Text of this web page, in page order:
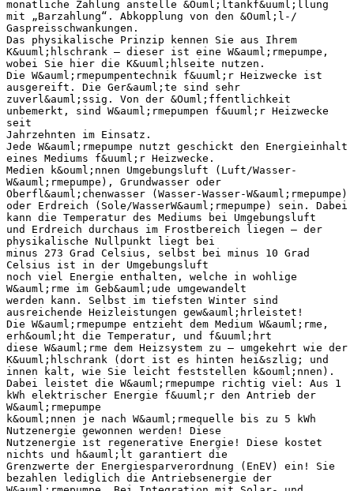
monatliche Zahlung anstelle &Ouml;ltankf&uuml;llung
mit „Barzahlung“. Abkopplung von den &Ouml;l-/
Gaspreisschwankungen.
Das physikalische Prinzip kennen Sie aus Ihrem
K&uuml;hlschrank – dieser ist eine W&auml;rmepumpe,
wobei Sie hier die K&uuml;hlseite nutzen.
Die W&auml;rmepumpentechnik f&uuml;r Heizwecke ist
ausgereift. Die Ger&auml;te sind sehr
zuverl&auml;ssig. Von der &Ouml;ffentlichkeit
unbemerkt, sind W&auml;rmepumpen f&uuml;r Heizwecke
seit
Jahrzehnten im Einsatz.
Jede W&auml;rmepumpe nutzt geschickt den Energieinhalt
eines Mediums f&uuml;r Heizwecke.
Medien k&ouml;nnen Umgebungsluft (Luft/Wasser-
W&auml;rmepumpe), Grundwasser oder
Oberfl&auml;chenwasser (Wasser-Wasser-W&auml;rmepumpe)
oder Erdreich (Sole/WasserW&auml;rmepumpe) sein. Dabei
kann die Temperatur des Mediums bei Umgebungsluft
und Erdreich durchaus im Frostbereich liegen – der
physikalische Nullpunkt liegt bei
minus 273 Grad Celsius, selbst bei minus 10 Grad
Celsius ist in der Umgebungsluft
noch viel Energie enthalten, welche in wohlige
W&auml;rme im Geb&auml;ude umgewandelt
werden kann. Selbst im tiefsten Winter sind
ausreichende Heizleistungen gew&auml;hrleistet!
Die W&auml;rmepumpe entzieht dem Medium W&auml;rme,
erh&ouml;ht die Temperatur, und f&uuml;hrt
diese W&auml;rme dem Heizsystem zu – umgekehrt wie der
K&uuml;hlschrank (dort ist es hinten hei&szlig; und
innen kalt, wie Sie leicht feststellen k&ouml;nnen).
Dabei leistet die W&auml;rmepumpe richtig viel: Aus 1
kWh elektrischer Energie f&uuml;r den Antrieb der
W&auml;rmepumpe
k&ouml;nnen je nach W&auml;rmequelle bis zu 5 kWh
Nutzenergie gewonnen werden! Diese
Nutzenergie ist regenerative Energie! Diese kostet
nichts und h&auml;lt garantiert die
Grenzwerte der Energiesparverordnung (EnEV) ein! Sie
bezahlen lediglich die Antriebsenergie der